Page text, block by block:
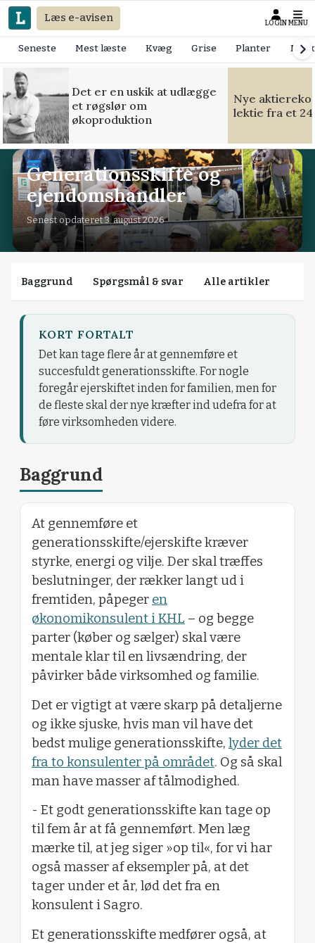
Læs e-avisen LOGIN MENU
Seneste Mest læste Kvæg Grise Planter
Det er en uskik at udlægge
et røgslør om
økoproduktion
Nye
lektie fra et
Generationsskifte og
ejendomshandler
Senest opdateret 3. august 2026
Baggrund Spørgsmål & svar Alle artikler
KORT FORTALT
Det kan tage flere år at gennemføre et
succesfuldt generationsskifte. For nogle
foregår ejerskiftet inden for familien, men for
de fleste skal der nye kræfter ind udefra for at
føre virksomheden videre.
Baggrund
At gennemføre et
generationsskifte/ejerskifte kræver
styrke, energi og vilje. Der skal træffes
beslutninger, der rækker langt ud i
fremtiden, påpeger en
økonomikonsulent i KHL – og begge
parter (køber og sælger) skal være
mentale klar til en livsændring, der
påvirker både virksomhed og familie.
Det er vigtigt at være skarp på detaljerne
og ikke sjuske, hvis man vil have det
bedst mulige generationsskifte, lyder det
fra to konsulenter på området. Og så skal
man have masser af tålmodighed.
- Et godt generationsskifte kan tage op
til fem år at få gennemført. Men læg
mærke til, at jeg siger »op til«, for vi har
også masser af eksempler på, at det
tager under et år, lød det fra en
konsulent i Sagro.
Et generationsskifte medfører også, at